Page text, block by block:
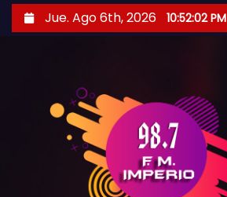
Jue. Ago 6th, 2026 10:52:03 PM